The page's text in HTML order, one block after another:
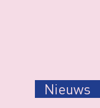
Nieuws